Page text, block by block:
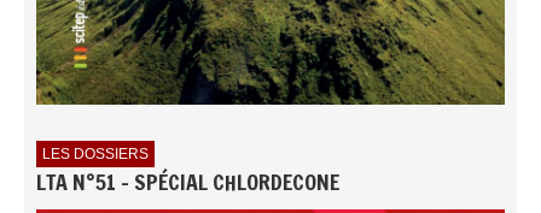
LES DOSSIERS
LTA N°51 - SPÉCIAL CHLORDECONE